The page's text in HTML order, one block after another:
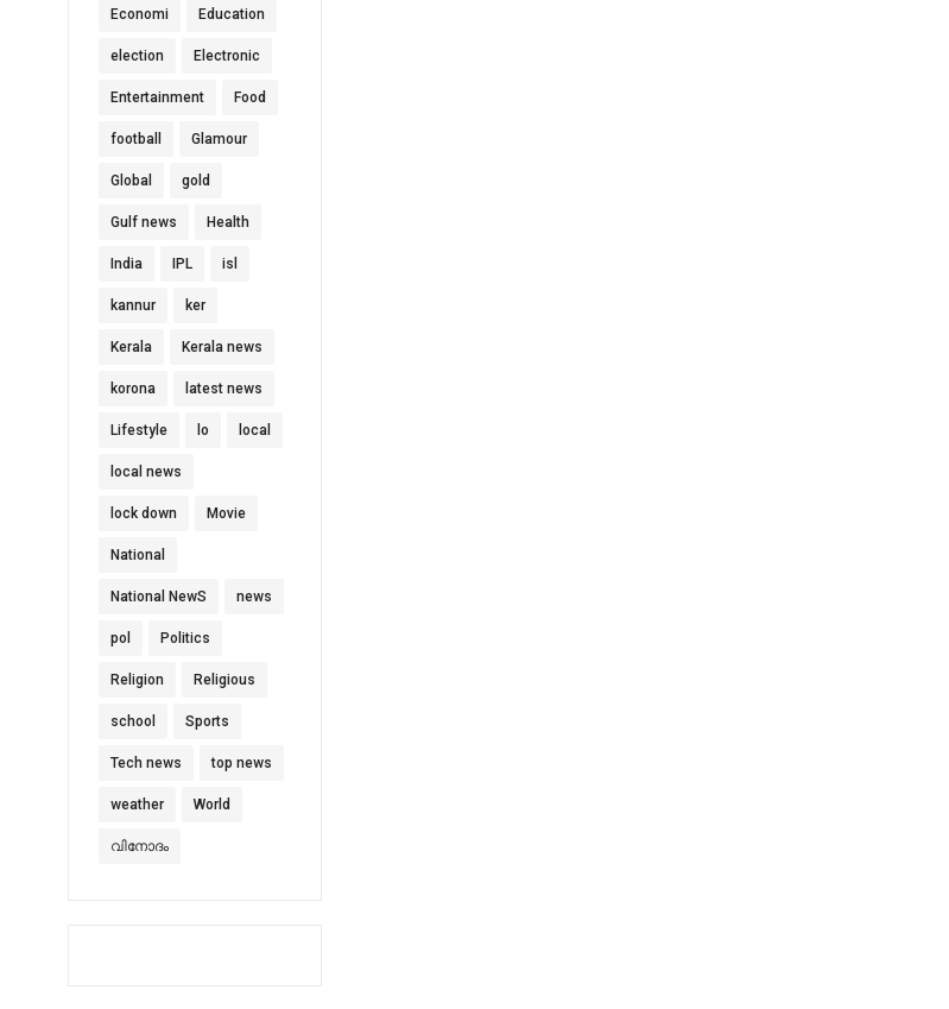
Economi Education
election Electronic
Entertainment Food
football Glamour
Global gold
Gulf news Health
India IPL isl
kannur ker
Kerala Kerala news
korona latest news
Lifestyle lo local
local news
lock down Movie
National
National NewS news
pol Politics
Religion Religious
school Sports
Tech news top news
weather World
വിനോദം